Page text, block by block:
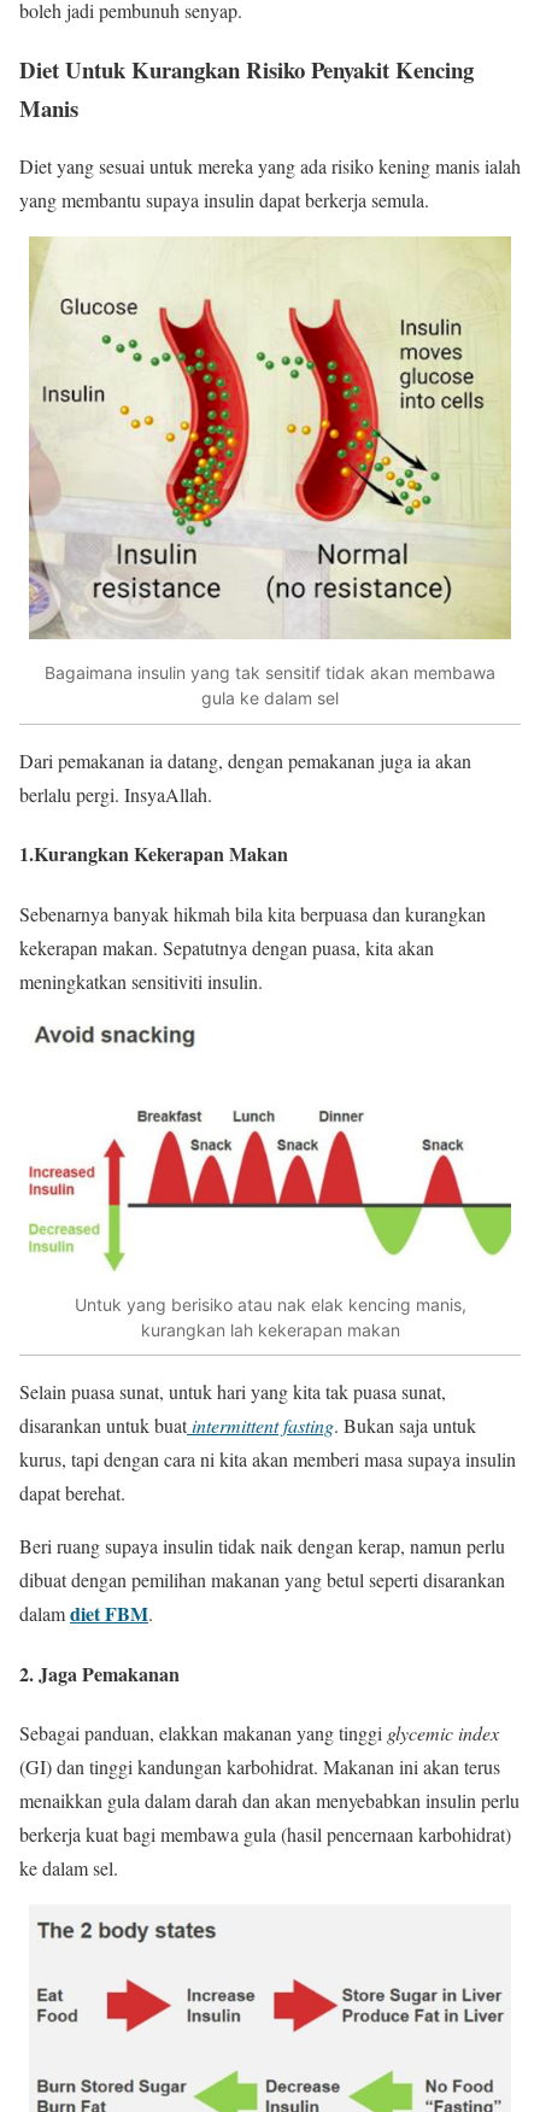
boleh jadi pembunuh senyap.
Diet Untuk Kurangkan Risiko Penyakit Kencing
Manis
Diet yang sesuai untuk mereka yang ada risiko kening manis ialah
yang membantu supaya insulin dapat berkerja semula.
Bagaimana insulin yang tak sensitif tidak akan membawa
gula ke dalam sel
Dari pemakanan ia datang, dengan pemakanan juga ia akan
berlalu pergi. InsyaAllah.
1.Kurangkan Kekerapan Makan
Sebenarnya banyak hikmah bila kita berpuasa dan kurangkan
kekerapan makan. Sepatutnya dengan puasa, kita akan
meningkatkan sensitiviti insulin.
Untuk yang berisiko atau nak elak kencing manis,
kurangkan lah kekerapan makan
Selain puasa sunat, untuk hari yang kita tak puasa sunat,
disarankan untuk buatintermittent fasting. Bukan saja untuk
kurus, tapi dengan cara ni kita akan memberi masa supaya insulin
dapat berehat.
Beri ruang supaya insulin tidak naik dengan kerap, namun perlu
dibuat dengan pemilihan makanan yang betul seperti disarankan
dalamdiet FBM.
2. Jaga Pemakanan
Sebagai panduan, elakkan makanan yang tinggi glycemic index
(GI) dan tinggi kandungan karbohidrat. Makanan ini akan terus
menaikkan gula dalam darah dan akan menyebabkan insulin perlu
berkerja kuat bagi membawa gula (hasil pencernaan karbohidrat)
ke dalam sel.